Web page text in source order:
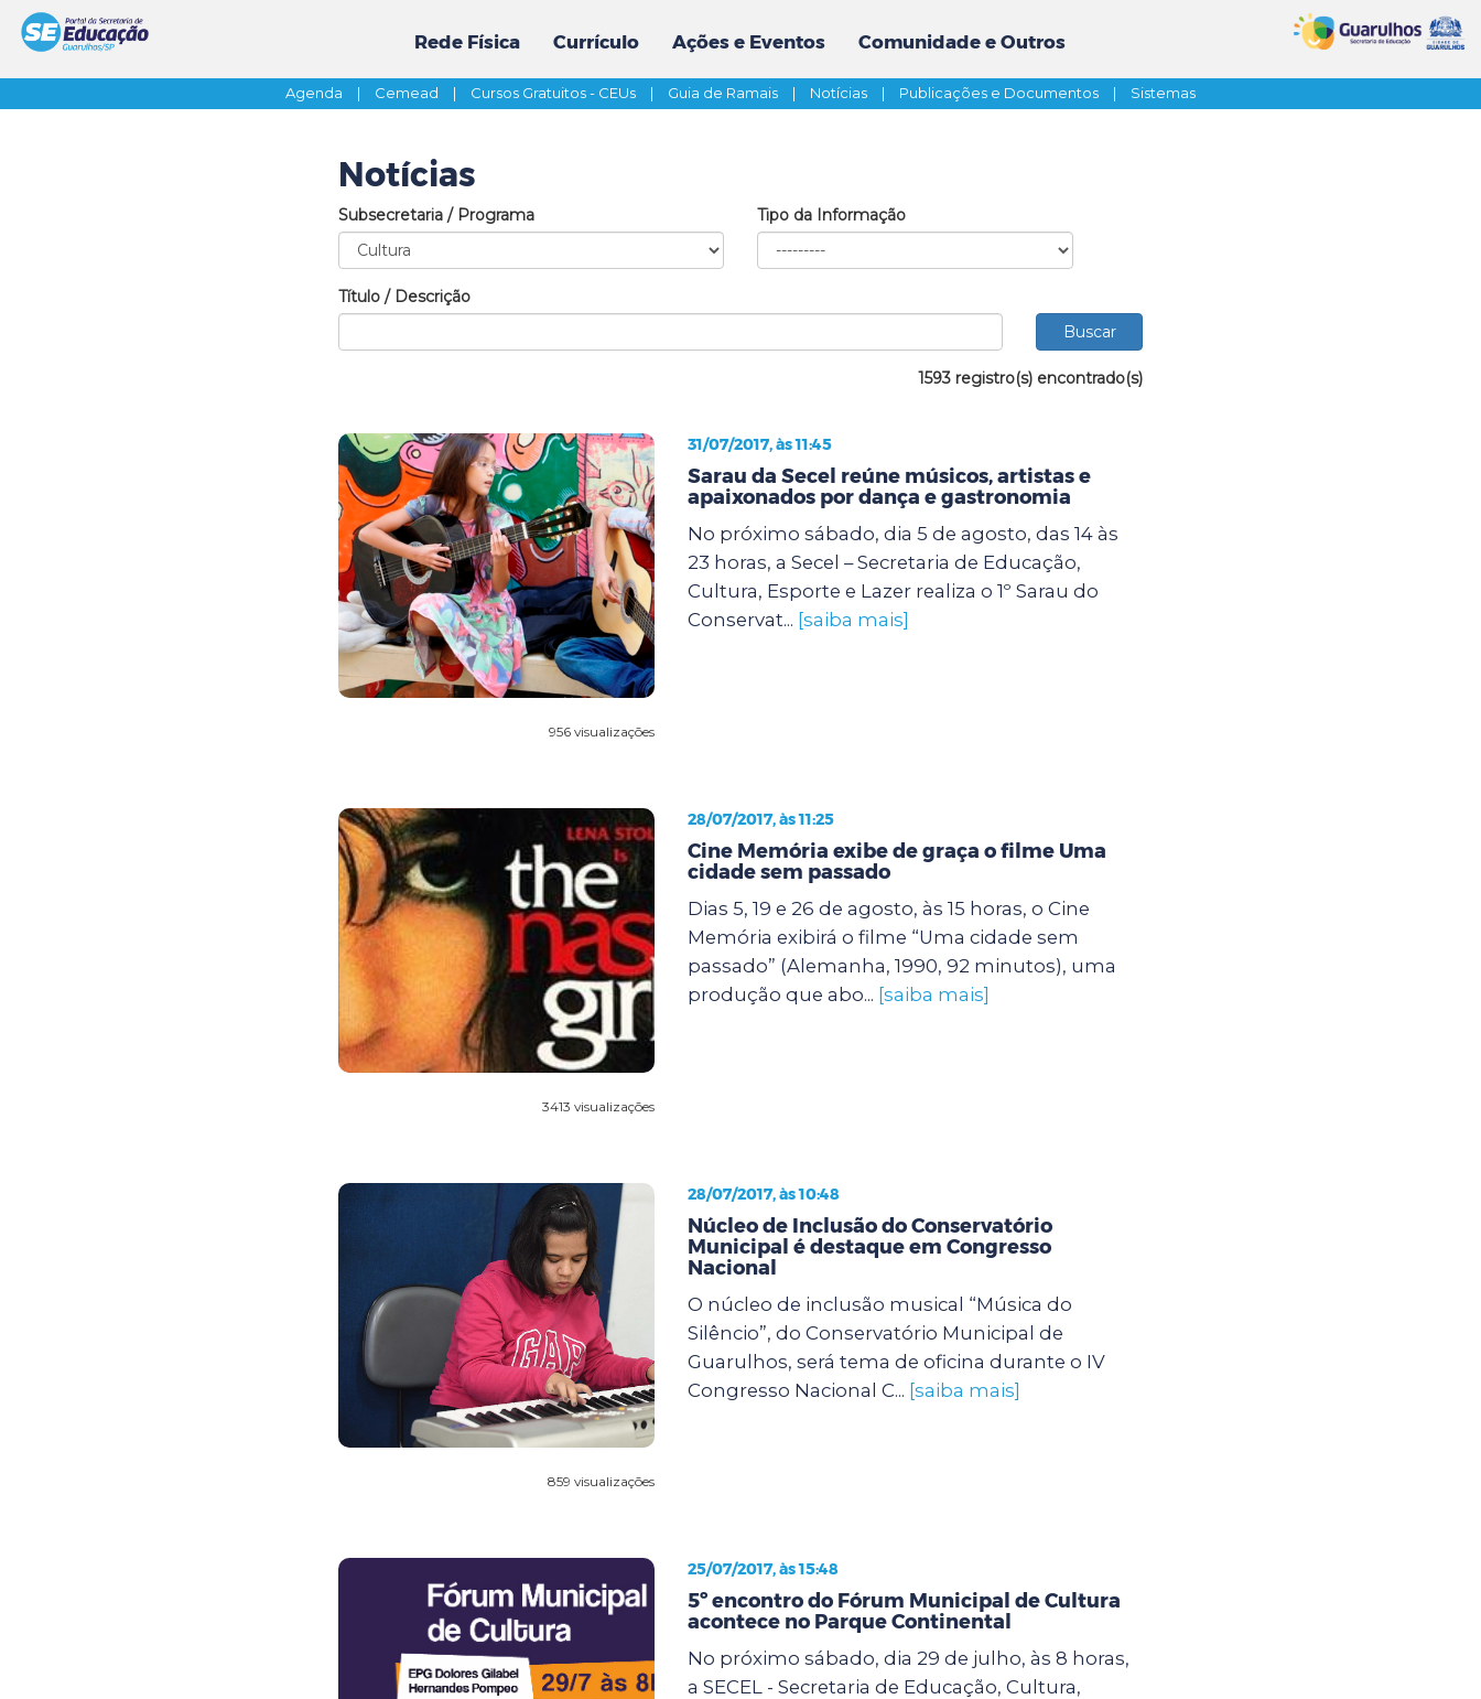
Rede Física Currículo Ações e Eventos Comunidade e Outros
Agenda | Cemead | Cursos Gratuitos - CEUs | Guia de Ramais | Notícias | Publicações e Documentos | Sistemas
Notícias
Subsecretaria / Programa Tipo da Informação
Título / Descrição
1593 registro(s) encontrado(s)
956 visualizações
31/07/2017, às 11:45
Sarau da Secel reúne músicos, artistas e
apaixonados por dança e gastronomia
No próximo sábado, dia 5 de agosto, das 14 às
23 horas, a Secel – Secretaria de Educação,
Cultura, Esporte e Lazer realiza o 1º Sarau do
Conservat... [saiba mais]
3413 visualizações
28/07/2017, às 11:25
Cine Memória exibe de graça o filme Uma
cidade sem passado
Dias 5, 19 e 26 de agosto, às 15 horas, o Cine
Memória exibirá o filme “Uma cidade sem
passado” (Alemanha, 1990, 92 minutos), uma
produção que abo... [saiba mais]
859 visualizações
28/07/2017, às 10:48
Núcleo de Inclusão do Conservatório
Municipal é destaque em Congresso
Nacional
O núcleo de inclusão musical “Música do
Silêncio”, do Conservatório Municipal de
Guarulhos, será tema de oficina durante o IV
Congresso Nacional C... [saiba mais]
25/07/2017, às 15:48
5º encontro do Fórum Municipal de Cultura
acontece no Parque Continental
No próximo sábado, dia 29 de julho, às 8 horas,
a SECEL - Secretaria de Educação, Cultura,